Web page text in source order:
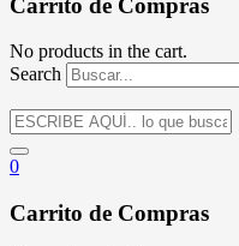
Carrito de Compras
No products in the cart.
Search
0
Carrito de Compras